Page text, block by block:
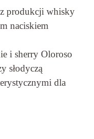
produkcji whisky
naciskiem
i sherry Oloroso
słodyczą
dla